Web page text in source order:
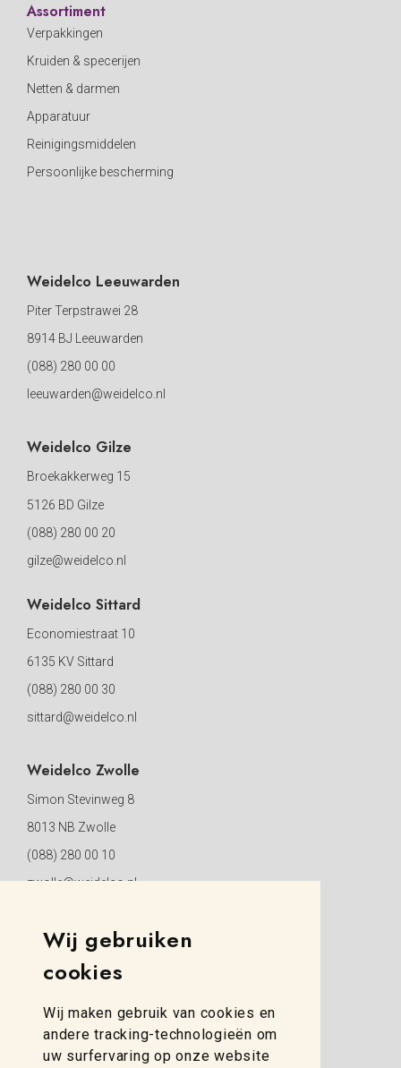
Wij gebruiken
cookies
Wij maken gebruik van cookies en
andere tracking-technologieën om
uw surfervaring op onze website
Assortiment
Verpakkingen
Kruiden & specerijen
Netten & darmen
Apparatuur
Reinigingsmiddelen
Persoonlijke bescherming
Weidelco Leeuwarden
Piter Terpstrawei 28
8914 BJ Leeuwarden
(088) 280 00 00
leeuwarden@weidelco.nl
Weidelco Gilze
Broekakkerweg 15
5126 BD Gilze
(088) 280 00 20
gilze@weidelco.nl
Weidelco Sittard
Economiestraat 10
6135 KV Sittard
(088) 280 00 30
sittard@weidelco.nl
Weidelco Zwolle
Simon Stevinweg 8
8013 NB Zwolle
(088) 280 00 10
zwolle@weidelco.nl